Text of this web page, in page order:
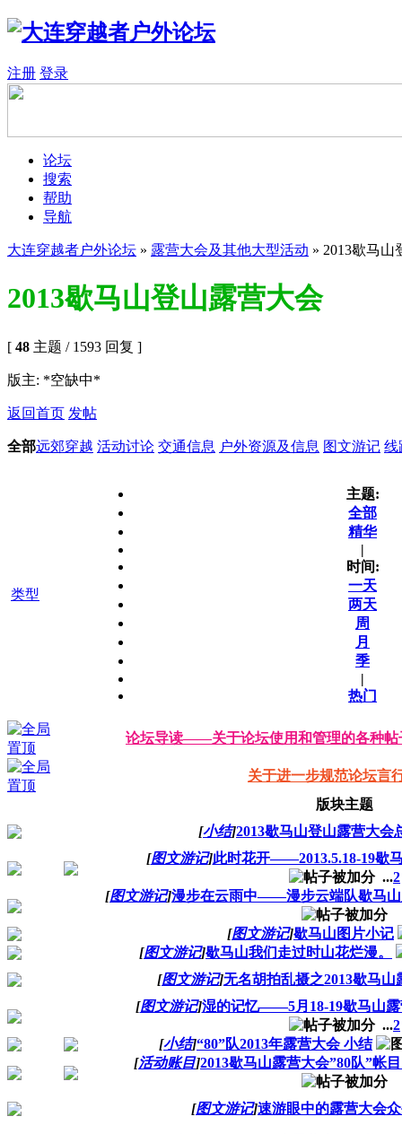
注册 登录
论坛
搜索
帮助
导航
大连穿越者户外论坛 » 露营大会及其他大型活动 » 2013歇马山
2013歇马山登山露营大会
[ 48 主题 / 1593 回复 ]
版主: *空缺中*
返回首页 发帖
全部远郊穿越 活动讨论 交通信息 户外资源及信息 图文游记 线
类型
主题:
全部
精华
|
时间:
一天
两天
周
月
季
|
热门
论坛导读——关于论坛使用和管理的各种帖
关于进一步规范论坛言
版块主题
[小结]2013歇马山登山露营大会
[图文游记]此时花开——2013.5.18-19歇
...2
[图文游记]漫步在云雨中——漫步云端队歇马山
[图文游记]歇马山图片小记
[图文游记]歇马山我们走过时山花烂漫。
[图文游记]无名胡拍乱摄之2013歇马山
[图文游记]湿的记忆——5月18-19歇马山露
...2
[小结]“80”队2013年露营大会 小结
[活动账目]2013歇马山露营大会”80队”帐
[图文游记]速游眼中的露营大会